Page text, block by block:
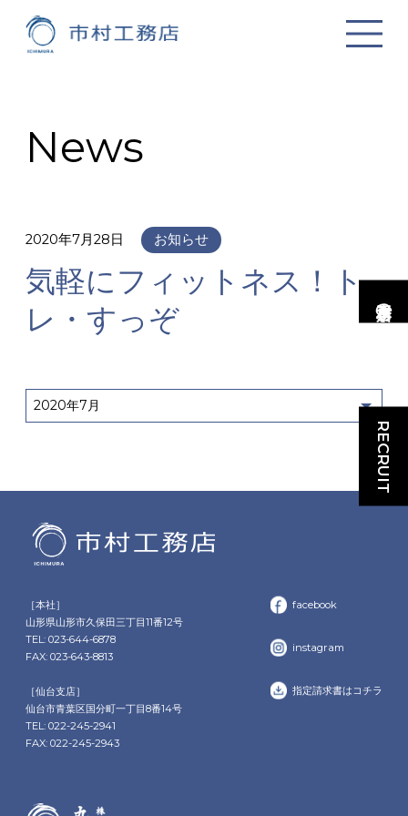
News
2020年7月28日 お知らせ
気軽にフィットネス！ト
レ・すっぞ
［本社］
山形県山形市久保田三丁目11番12号
TEL: 023-644-6878
FAX: 023-643-8813
［仙台支店］
仙台市青葉区国分町一丁目8番14号
TEL: 022-245-2941
FAX: 022-245-2943
facebook
instagram
指定請求書はコチラ
RECRUIT
市村工務店の家